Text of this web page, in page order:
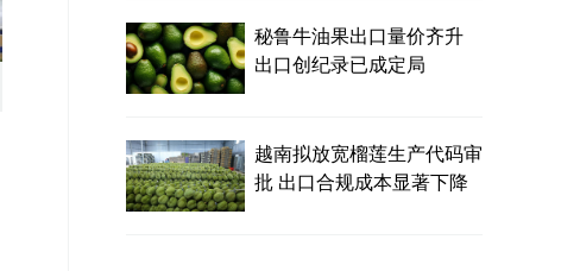
秘鲁牛油果出口量价齐升
出口创纪录已成定局
越南拟放宽榴莲生产代码审
批 出口合规成本显著下降